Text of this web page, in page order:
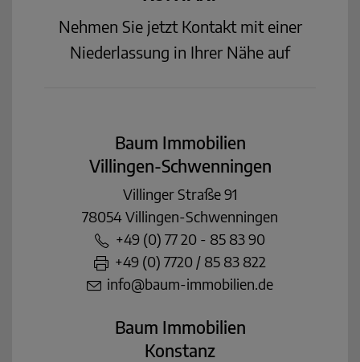
Nehmen Sie jetzt Kontakt mit einer
Niederlassung in Ihrer Nähe auf
Baum Immobilien
Villingen-Schwenningen
Villinger Straße 91
78054 Villingen-Schwenningen
+49 (0) 77 20 - 85 83 90
+49 (0) 7720 / 85 83 822
info@baum-immobilien.de
Baum Immobilien
Konstanz